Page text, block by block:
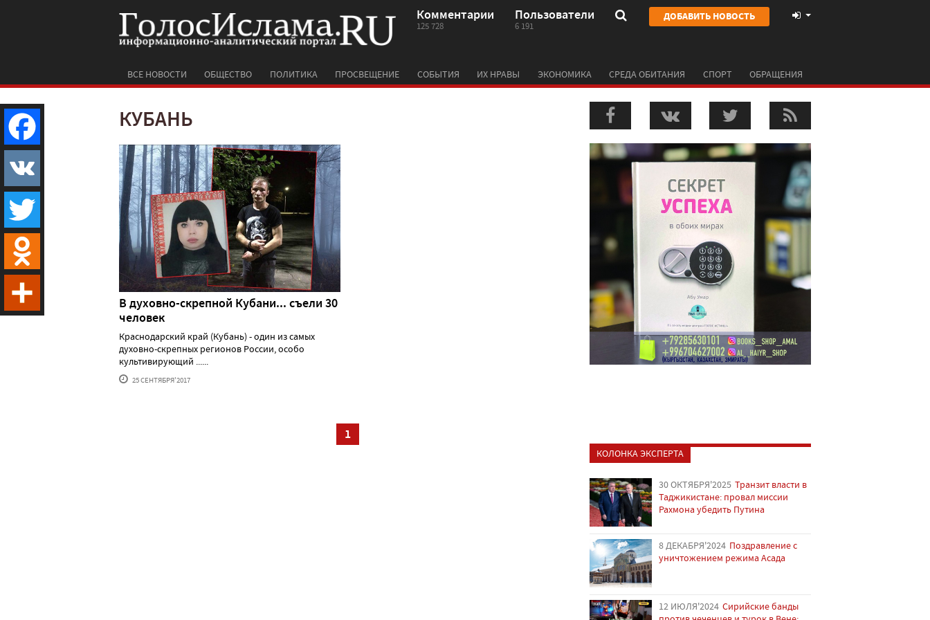
Комментарии
125 728
Пользователи
6 191
ДОБАВИТЬ НОВОСТЬ
ВСЕ НОВОСТИ ОБЩЕСТВО ПОЛИТИКА ПРОСВЕЩЕНИЕ СОБЫТИЯ ИХ НРАВЫ ЭКОНОМИКА СРЕДА ОБИТАНИЯ СПОРТ ОБРАЩЕНИЯ
КУБАНЬ
В духовно-скрепной Кубани... съели 30
человек
Краснодарский край (Кубань) - один из самых
духовно-скрепных регионов России, особо
культивирующий ......
25 СЕНТЯБРЯ'2017
1
КОЛОНКА ЭКСПЕРТА
30 ОКТЯБРЯ'2025 Транзит власти в
Таджикистане: провал миссии
Рахмона убедить Путина
8 ДЕКАБРЯ'2024 Поздравление с
уничтожением режима Асада
12 ИЮЛЯ'2024 Сирийские банды
Facebook
VK
Twitter
Odnoklassniki